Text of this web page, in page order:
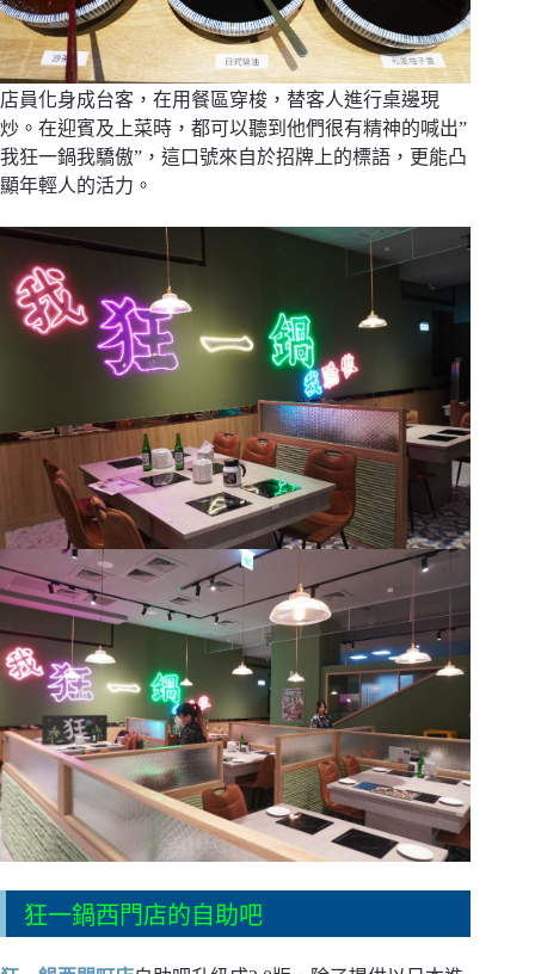
店員化身成台客，在用餐區穿梭，替客人進行桌邊現
炒。在迎賓及上菜時，都可以聽到他們很有精神的喊出”
我狂一鍋我驕傲”，這口號來自於招牌上的標語，更能凸
顯年輕人的活力。
狂一鍋西門店的自助吧